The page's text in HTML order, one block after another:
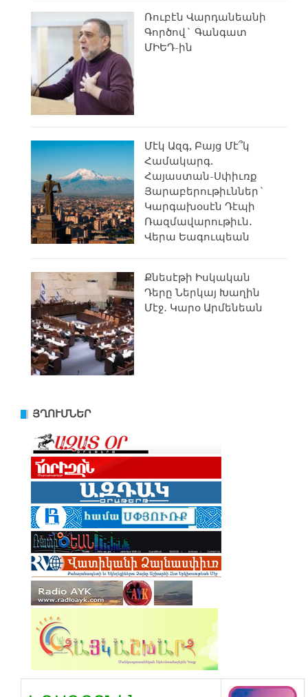
Ռուբէն Վարդանեանի
Գործով` Գանգատ
ՄԻԵԴ-ին
Մէկ Ազգ, Բայց Մէ՞կ
Համակարգ.
Հայաստան-Սփիւռք
Յարաբերութիւններ`
Կարգախօսէն Դէպի
Ռազմավարութիւն․
Վերա Եագուպեան
Քնեսէթի Իսկական
Դերը Ներկայ Խաղին
Մէջ․ Կարօ Արմենեան
ՅՂՈՒՄՆԵՐ